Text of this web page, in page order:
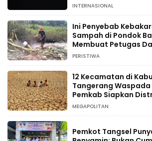
INTERNASIONAL
Ini Penyebab
Sampah di Pondok
Membuat Petugas
Ekstra
PERISTIWA
12 Kecamatan di
Tangerang Waspada
Pemkab Siapkan
MEGAPOLITAN
Pemkot Tangsel